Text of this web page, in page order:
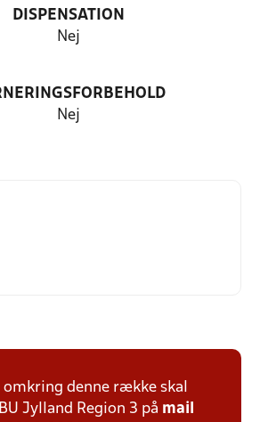
DISPENSATION
Nej
Nej
omkring denne række skal
Jylland Region 3 på mail